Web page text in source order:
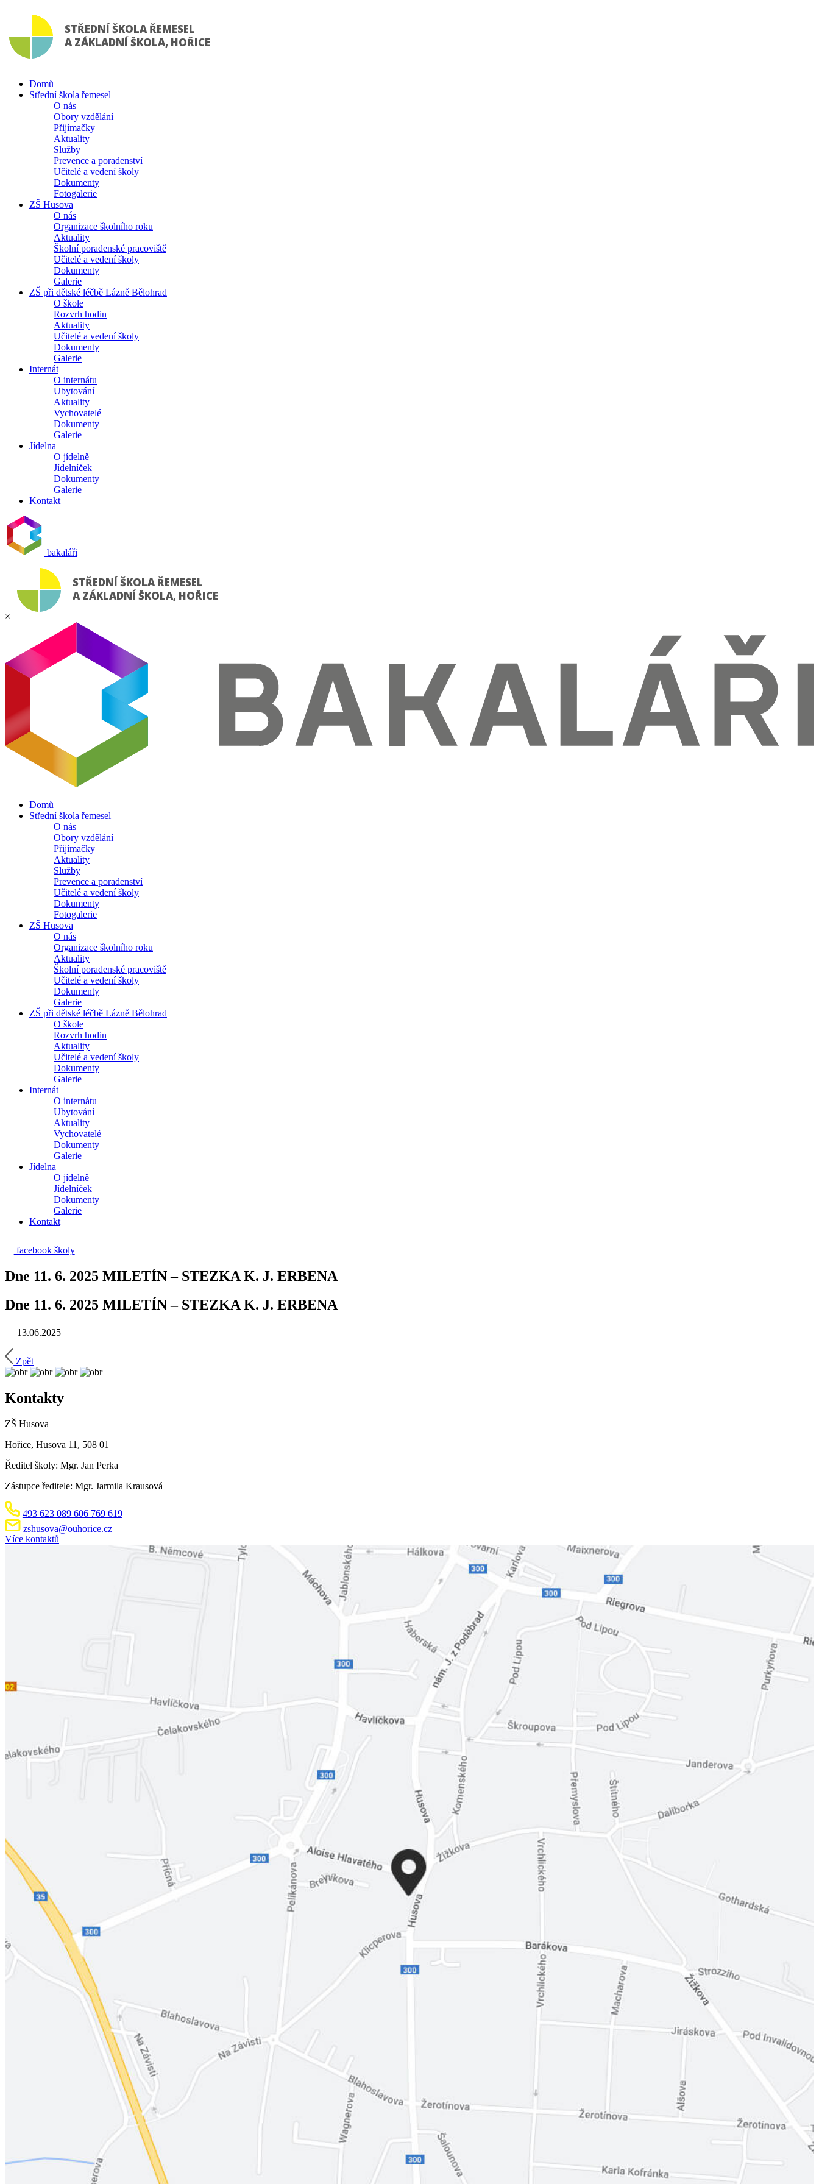
STŘEDNÍ ŠKOLA ŘEMESEL
A ZÁKLADNÍ ŠKOLA, HOŘICE
Domů
Střední škola řemesel
O nás
Obory vzdělání
Přijímačky
Aktuality
Služby
Prevence a poradenství
Učitelé a vedení školy
Dokumenty
Fotogalerie
ZŠ Husova
O nás
Organizace školního roku
Aktuality
Školní poradenské pracoviště
Učitelé a vedení školy
Dokumenty
Galerie
ZŠ při dětské léčbě Lázně Bělohrad
O škole
Rozvrh hodin
Aktuality
Učitelé a vedení školy
Dokumenty
Galerie
Internát
O internátu
Ubytování
Aktuality
Vychovatelé
Dokumenty
Galerie
Jídelna
O jídelně
Jídelníček
Dokumenty
Galerie
Kontakt
bakaláři
×
STŘEDNÍ ŠKOLA ŘEMESEL
A ZÁKLADNÍ ŠKOLA, HOŘICE
Domů
Střední škola řemesel
O nás
Obory vzdělání
Přijímačky
Aktuality
Služby
Prevence a poradenství
Učitelé a vedení školy
Dokumenty
Fotogalerie
ZŠ Husova
O nás
Organizace školního roku
Aktuality
Školní poradenské pracoviště
Učitelé a vedení školy
Dokumenty
Galerie
ZŠ při dětské léčbě Lázně Bělohrad
O škole
Rozvrh hodin
Aktuality
Učitelé a vedení školy
Dokumenty
Galerie
Internát
O internátu
Ubytování
Aktuality
Vychovatelé
Dokumenty
Galerie
Jídelna
O jídelně
Jídelníček
Dokumenty
Galerie
Kontakt
facebook školy
Dne 11. 6. 2025 MILETÍN – STEZKA K. J. ERBENA
Dne 11. 6. 2025 MILETÍN – STEZKA K. J. ERBENA
13.06.2025
Zpět
Kontakty
ZŠ Husova
Hořice, Husova 11, 508 01
Ředitel školy: Mgr. Jan Perka
Zástupce ředitele: Mgr. Jarmila Krausová
493 623 089606 769 619
zshusova@ouhorice.cz
Více kontaktů